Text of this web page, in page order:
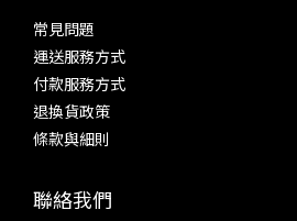
常見問題
運送服務方式
付款服務方式
退換貨政策
條款與細則
聯絡我們